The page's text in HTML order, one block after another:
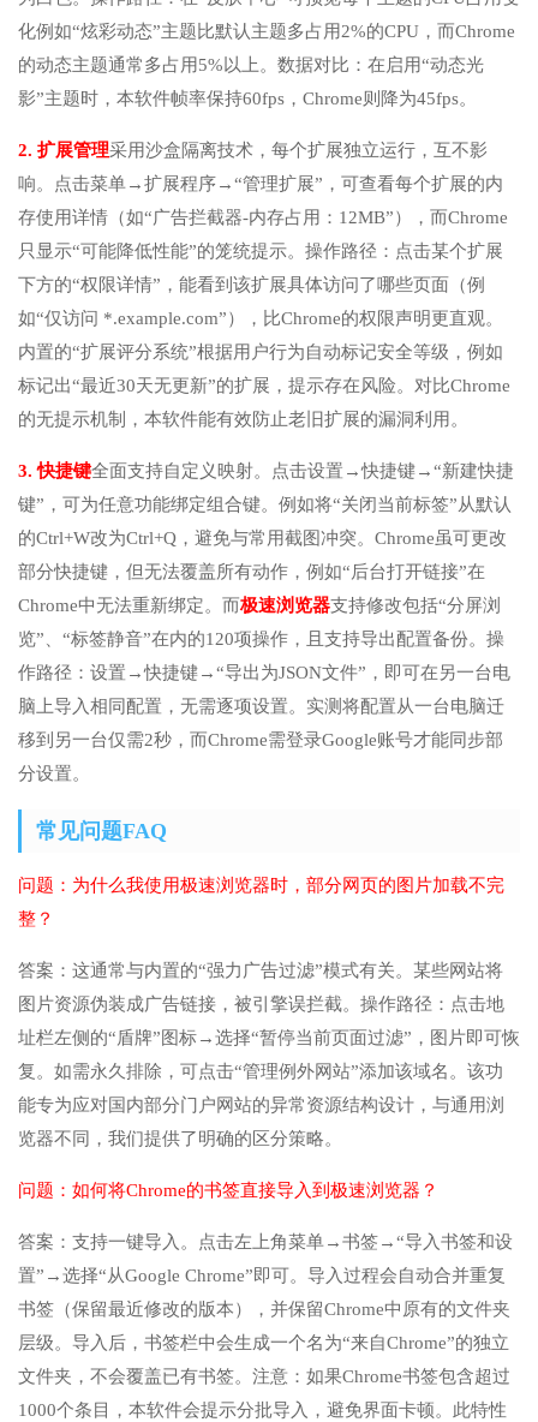
化例如“炫彩动态”主题比默认主题多占用2%的CPU，而Chrome
的动态主题通常多占用5%以上。数据对比：在启用“动态光
影”主题时，本软件帧率保持60fps，Chrome则降为45fps。
2. 扩展管理采用沙盒隔离技术，每个扩展独立运行，互不影
响。点击菜单→扩展程序→“管理扩展”，可查看每个扩展的内
存使用详情（如“广告拦截器-内存占用：12MB”），而Chrome
只显示“可能降低性能”的笼统提示。操作路径：点击某个扩展
下方的“权限详情”，能看到该扩展具体访问了哪些页面（例
如“仅访问 *.example.com”），比Chrome的权限声明更直观。
内置的“扩展评分系统”根据用户行为自动标记安全等级，例如
标记出“最近30天无更新”的扩展，提示存在风险。对比Chrome
的无提示机制，本软件能有效防止老旧扩展的漏洞利用。
3. 快捷键全面支持自定义映射。点击设置→快捷键→“新建快捷
键”，可为任意功能绑定组合键。例如将“关闭当前标签”从默认
的Ctrl+W改为Ctrl+Q，避免与常用截图冲突。Chrome虽可更改
部分快捷键，但无法覆盖所有动作，例如“后台打开链接”在
Chrome中无法重新绑定。而极速浏览器支持修改包括“分屏浏
览”、“标签静音”在内的120项操作，且支持导出配置备份。操
作路径：设置→快捷键→“导出为JSON文件”，即可在另一台电
脑上导入相同配置，无需逐项设置。实测将配置从一台电脑迁
移到另一台仅需2秒，而Chrome需登录Google账号才能同步部
分设置。
常见问题FAQ
问题：为什么我使用极速浏览器时，部分网页的图片加载不完
整？
答案：这通常与内置的“强力广告过滤”模式有关。某些网站将
图片资源伪装成广告链接，被引擎误拦截。操作路径：点击地
址栏左侧的“盾牌”图标→选择“暂停当前页面过滤”，图片即可恢
复。如需永久排除，可点击“管理例外网站”添加该域名。该功
能专为应对国内部分门户网站的异常资源结构设计，与通用浏
览器不同，我们提供了明确的区分策略。
问题：如何将Chrome的书签直接导入到极速浏览器？
答案：支持一键导入。点击左上角菜单→书签→“导入书签和设
置”→选择“从Google Chrome”即可。导入过程会自动合并重复
书签（保留最近修改的版本），并保留Chrome中原有的文件夹
层级。导入后，书签栏中会生成一个名为“来自Chrome”的独立
文件夹，不会覆盖已有书签。注意：如果Chrome书签包含超过
1000个条目，本软件会提示分批导入，避免界面卡顿。此特性